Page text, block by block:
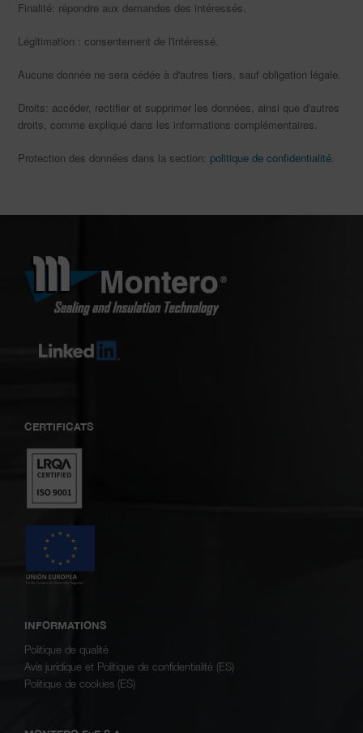
Finalité: répondre aux demandes des intéressés.
Légitimation : consentement de l'intéressé.
Aucune donnée ne sera cédée à d'autres tiers, sauf obligation légale.
Droits: accéder, rectifier et supprimer les données, ainsi que d'autres
droits, comme expliqué dans les informations complémentaires.
Protection des données dans la section: politique de confidentialité.
CERTIFICATS
INFORMATIONS
Politique de qualité
Avis juridique et Politique de confidentialité (ES)
Politique de cookies (ES)